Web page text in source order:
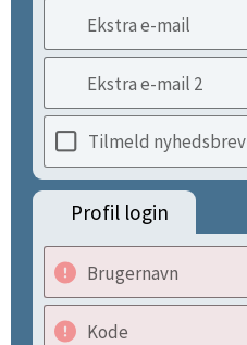
Ekstra e-mail
Ekstra e-mail 2
Tilmeld nyhedsbrev
Profil login
Brugernavn
Kode